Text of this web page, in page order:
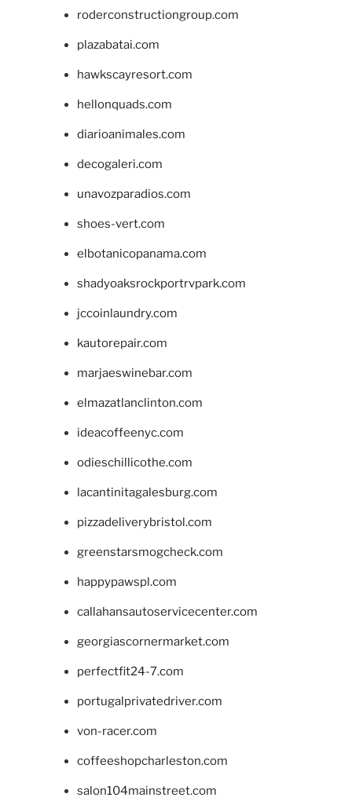
roderconstructiongroup.com
plazabatai.com
hawkscayresort.com
hellonquads.com
diarioanimales.com
decogaleri.com
unavozparadios.com
shoes-vert.com
elbotanicopanama.com
shadyoaksrockportrvpark.com
jccoinlaundry.com
kautorepair.com
marjaeswinebar.com
elmazatlanclinton.com
ideacoffeenyc.com
odieschillicothe.com
lacantinitagalesburg.com
pizzadeliverybristol.com
greenstarsmogcheck.com
happypawspl.com
callahansautoservicecenter.com
georgiascornermarket.com
perfectfit24-7.com
portugalprivatedriver.com
von-racer.com
coffeeshopcharleston.com
salon104mainstreet.com